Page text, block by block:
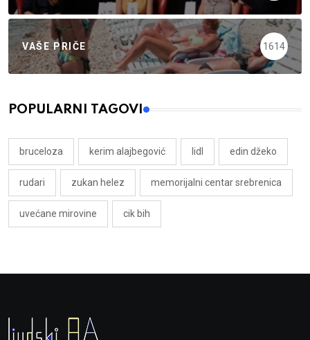
VAŠE PRIČE 1614
POPULARNI TAGOVI
bruceloza kerim alajbegović lidl edin džeko
rudari zukan helez memorijalni centar srebrenica
uvećane mirovine cik bih